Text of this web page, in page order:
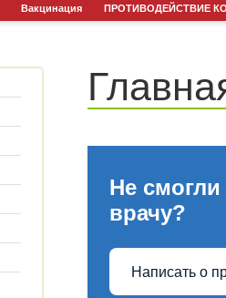
Вакцинация ПРОТИВОДЕЙСТВИЕ
Не смогли
врачу?
Написать о